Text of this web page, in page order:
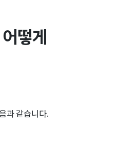
떻게
과 같습니다.